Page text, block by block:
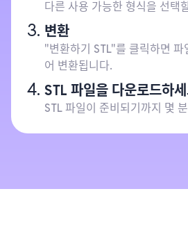
다른 사용 가능한 형식을 선택
변환
"변환하기 STL"를 클릭하면 파
어 변환됩니다.
STL 파일을 다운로드하
STL 파일이 준비되기까지 몇